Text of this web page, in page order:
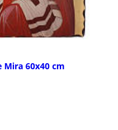
Mira 60x40 cm